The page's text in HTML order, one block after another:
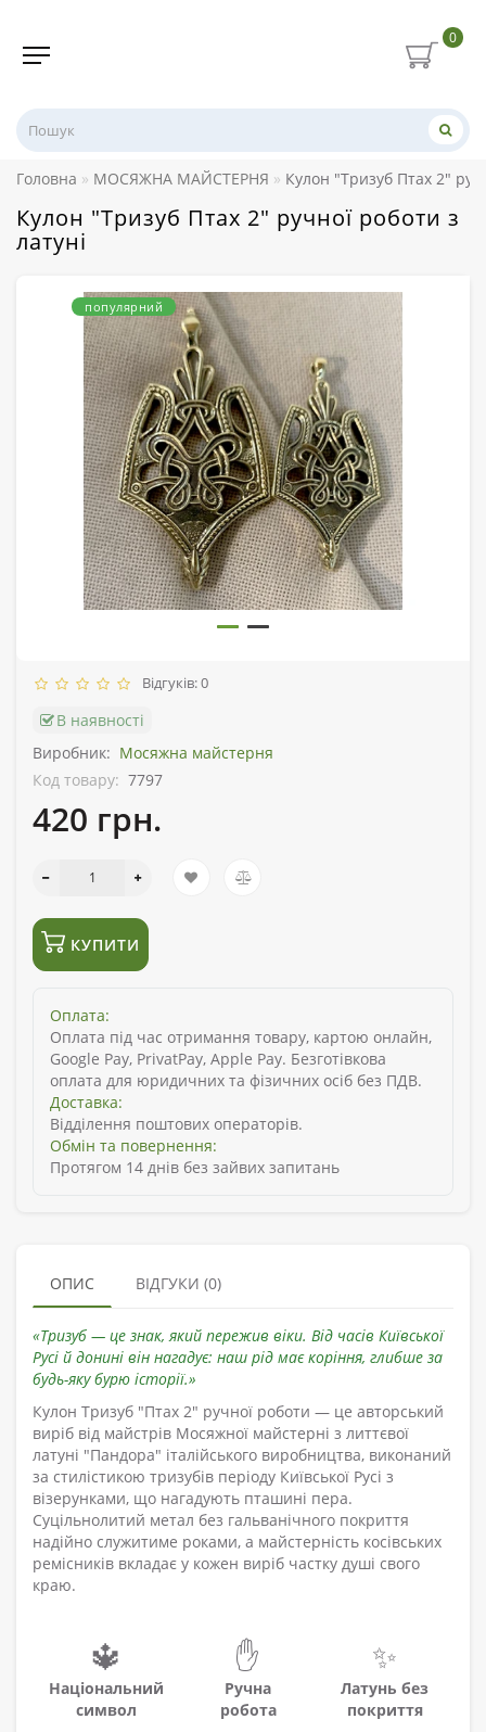
0
Головна МОСЯЖНА МАЙСТЕРНЯ Кулон "Тризуб Птах 2"
Кулон "Тризуб Птах 2" ручної роботи з
латуні
популярний
Відгуків: 0
В наявності
Виробник: Мосяжна майстерня
Код товару: 7797
420 грн.
КУПИТИ
Оплата:
Оплата під час отримання товару, картою онлайн,
Google Pay, PrivatPay, Apple Pay. Безготівкова
оплата для юридичних та фізичних осіб без ПДВ.
Доставка:
Відділення поштових операторів.
Обмін та повернення:
Протягом 14 днів без зайвих запитань
ОПИС ВІДГУКИ (0)
«Тризуб — це знак, який пережив віки. Від часів Київської
Русі й донині він нагадує: наш рід має коріння, глибше за
будь-яку бурю історії.»
Кулон Тризуб "Птах 2" ручної роботи — це авторський
виріб від майстрів Мосяжної майстерні з литтєвої
латуні "Пандора" італійського виробництва, виконаний
за стилістикою тризубів періоду Київської Русі з
візерунками, що нагадують пташині пера.
Суцільнолитий метал без гальванічного покриття
надійно служитиме роками, а майстерність косівських
ремісників вкладає у кожен виріб частку душі свого
краю.
🔱
Національний
символ
✋
Ручна
робота
✨
Латунь без
покриття